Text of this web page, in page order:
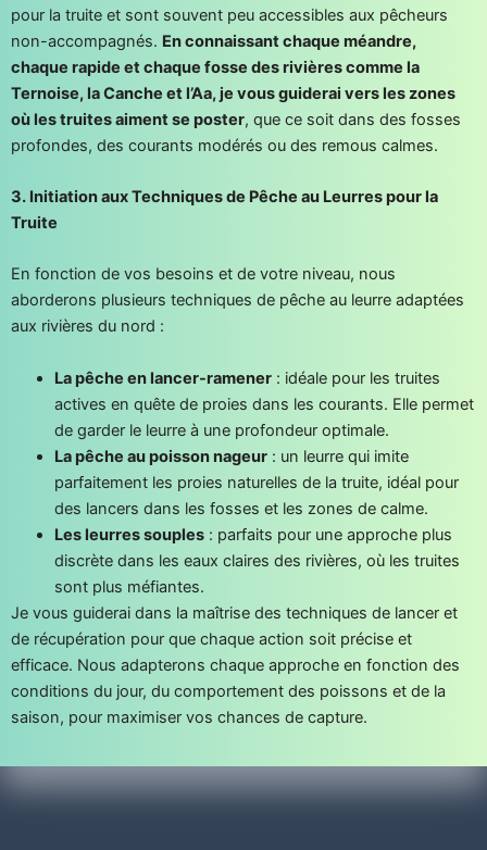
pour la truite et sont souvent peu accessibles aux pêcheurs
non-accompagnés. En connaissant chaque méandre,
chaque rapide et chaque fosse des rivières comme la
Ternoise, la Canche et l’Aa, je vous guiderai vers les zones
où les truites aiment se poster, que ce soit dans des fosses
profondes, des courants modérés ou des remous calmes.
3. Initiation aux Techniques de Pêche au Leurres pour la
Truite
En fonction de vos besoins et de votre niveau, nous
aborderons plusieurs techniques de pêche au leurre adaptées
aux rivières du nord :
La pêche en lancer-ramener : idéale pour les truites
actives en quête de proies dans les courants. Elle permet
de garder le leurre à une profondeur optimale.
La pêche au poisson nageur : un leurre qui imite
parfaitement les proies naturelles de la truite, idéal pour
des lancers dans les fosses et les zones de calme.
Les leurres souples : parfaits pour une approche plus
discrète dans les eaux claires des rivières, où les truites
sont plus méfiantes.
Je vous guiderai dans la maîtrise des techniques de lancer et
de récupération pour que chaque action soit précise et
efficace. Nous adapterons chaque approche en fonction des
conditions du jour, du comportement des poissons et de la
saison, pour maximiser vos chances de capture.